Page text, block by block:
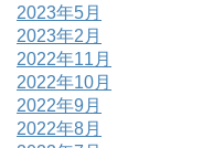
2023年5月
2023年2月
2022年11月
2022年10月
2022年9月
2022年8月